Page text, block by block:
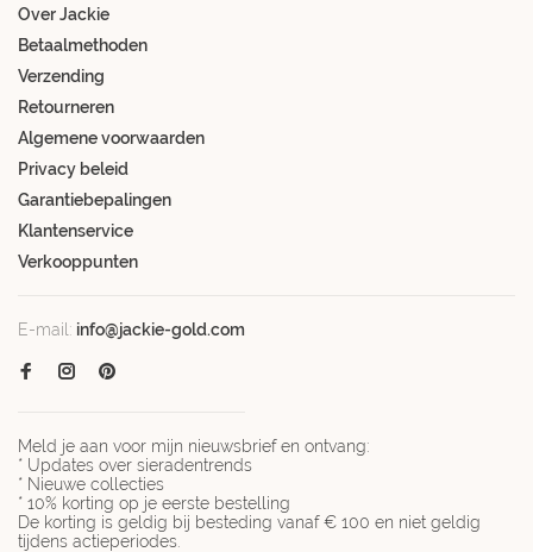
Over Jackie
Betaalmethoden
Verzending
Retourneren
Algemene voorwaarden
Privacy beleid
Garantiebepalingen
Klantenservice
Verkooppunten
E-mail: info@jackie-gold.com
Meld je aan voor mijn nieuwsbrief en ontvang:
* Updates over sieradentrends
* Nieuwe collecties
* 10% korting op je eerste bestelling
De korting is geldig bij besteding vanaf € 100 en niet geldig
tijdens actieperiodes.